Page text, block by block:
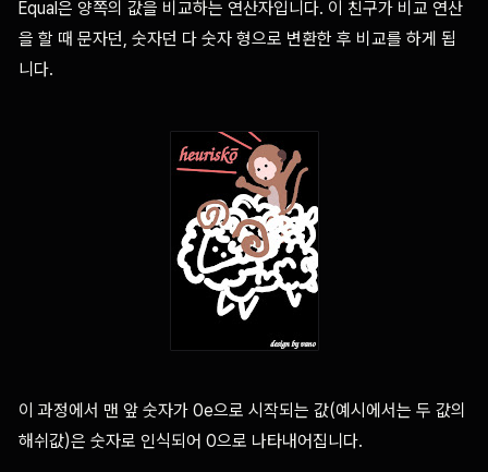
Equal은 양쪽의 값을 비교하는 연산자입니다. 이 친구가 비교 연산
을 할 때 문자던, 숫자던 다 숫자 형으로 변환한 후 비교를 하게 됩
니다.
이 과정에서 맨 앞 숫자가 0e으로 시작되는 값(예시에서는 두 값의
해쉬값)은 숫자로 인식되어 0으로 나타내어집니다.